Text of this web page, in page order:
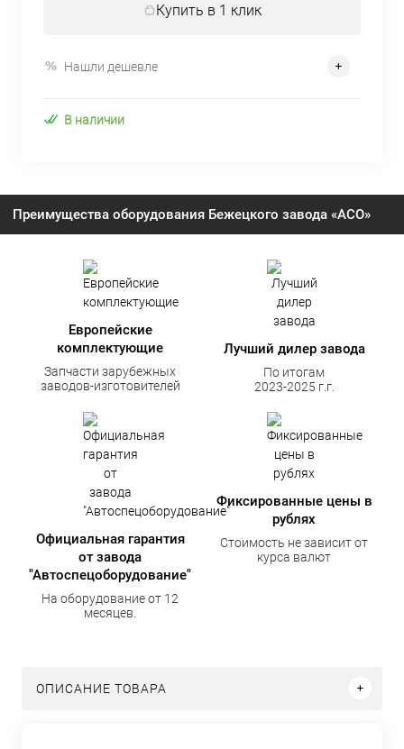
Купить в 1 клик
Нашли дешевле
В наличии
Преимущества оборудования Бежецкого завода «АСО»
Европейские
комплектующие
Запчасти зарубежных
заводов-изготовителей
Лучший дилер завода
По итогам
2023-2025 г.г.
Официальная гарантия
от завода
"Автоспецоборудование"
На оборудование от 12
месяцев.
Фиксированные цены в
рублях
Стоимость не зависит от
курса валют
ОПИСАНИЕ ТОВАРА